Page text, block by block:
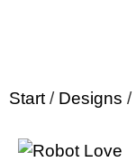
Start / Designs /